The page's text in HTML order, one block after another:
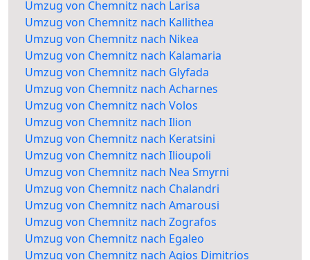
Umzug von Chemnitz nach Larisa
Umzug von Chemnitz nach Kallithea
Umzug von Chemnitz nach Nikea
Umzug von Chemnitz nach Kalamaria
Umzug von Chemnitz nach Glyfada
Umzug von Chemnitz nach Acharnes
Umzug von Chemnitz nach Volos
Umzug von Chemnitz nach Ilion
Umzug von Chemnitz nach Keratsini
Umzug von Chemnitz nach Ilioupoli
Umzug von Chemnitz nach Nea Smyrni
Umzug von Chemnitz nach Chalandri
Umzug von Chemnitz nach Amarousi
Umzug von Chemnitz nach Zografos
Umzug von Chemnitz nach Egaleo
Umzug von Chemnitz nach Agios Dimitrios